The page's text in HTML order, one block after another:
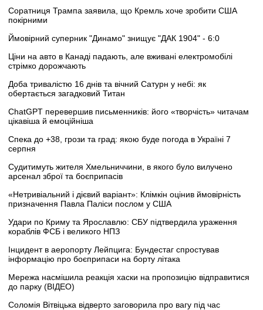
Соратниця Трампа заявила, що Кремль хоче зробити США
покірними
Ймовірний суперник "Динамо" знищує "ДАК 1904" - 6:0
Ціни на авто в Канаді падають, але вживані електромобілі
стрімко дорожчають
Доба тривалістю 16 днів та вічний Сатурн у небі: як
обертається загадковий Титан
ChatGPT перевершив письменників: його «творчість» читачам
цікавіша й емоційніша
Спека до +38, грози та град: якою буде погода в Україні 7
серпня
Судитимуть жителя Хмельниччини, в якого було вилучено
арсенал зброї та боєприпасів
«Нетривіальний і дієвий варіант»: Клімкін оцінив ймовірність
призначення Павла Паліси послом у США
Удари по Криму та Ярославлю: СБУ підтвердила ураження
кораблів ФСБ і великого НПЗ
Інцидент в аеропорту Лейпцига: Бундестаг спростував
інформацію про боєприпаси на борту літака
Мережа насмішила реакція хаски на пропозицію відправитися
до парку (ВІДЕО)
Соломія Вітвіцька відверто заговорила про вагу під час